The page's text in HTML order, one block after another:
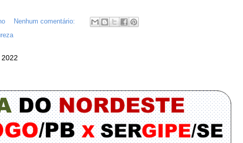
Nenhum comentário: